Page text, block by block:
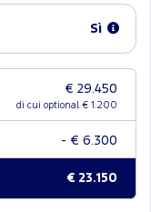
Sì
€ 29.450
di cui optional € 1.200
- € 6.300
€ 23.150